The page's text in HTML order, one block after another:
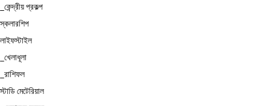
_কেন্দ্রীয় প্রকল্প
স্কলারশিপ
লাইফস্টাইল
_খেলাধূলা
_রাশিফল
স্টাডি মেটেরিয়াল